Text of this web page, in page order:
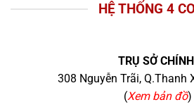
HỆ THỐNG 4
TRỤ SỞ
308 Nguyễn Trãi, Q.Thanh
(Xem bản đồ)